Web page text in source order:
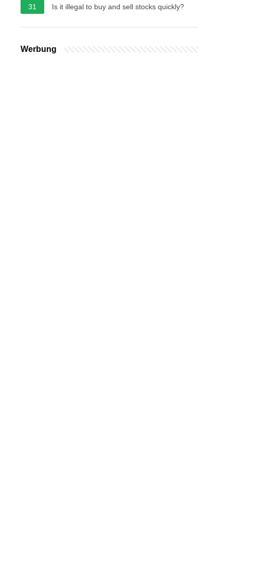
31
Is it illegal to buy and sell stocks quickly?
Werbung